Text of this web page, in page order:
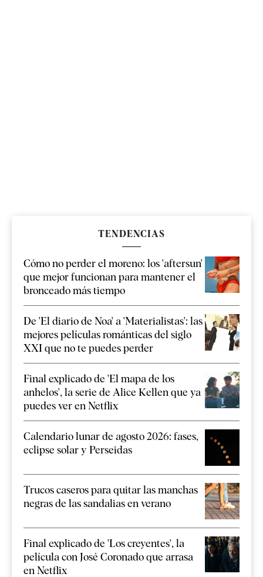
TENDENCIAS
Cómo no perder el moreno: los 'aftersun'
que mejor funcionan para mantener el
bronceado más tiempo
De 'El diario de Noa' a 'Materialistas': las
mejores películas románticas del siglo
XXI que no te puedes perder
Final explicado de 'El mapa de los
anhelos', la serie de Alice Kellen que ya
puedes ver en Netflix
Calendario lunar de agosto 2026: fases,
eclipse solar y Perseidas
Trucos caseros para quitar las manchas
negras de las sandalias en verano
Final explicado de 'Los creyentes', la
película con José Coronado que arrasa
en Netflix